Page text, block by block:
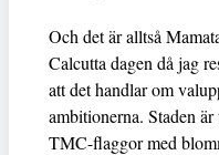
Och det är alltså
Calcutta dagen då jag
att det handlar om
ambitionerna. Staden
TMC-flaggor med